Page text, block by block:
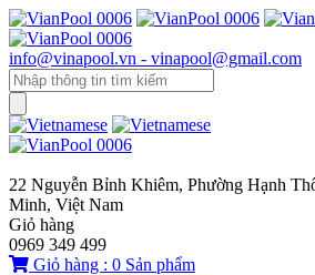
info@vinapool.vn - vinapool@gmail.com
22 Nguyễn Bỉnh Khiêm, Phường Hạnh
Minh, Việt Nam
Giỏ hàng
0969 349 499
Giỏ hàng : 0 Sản phẩm